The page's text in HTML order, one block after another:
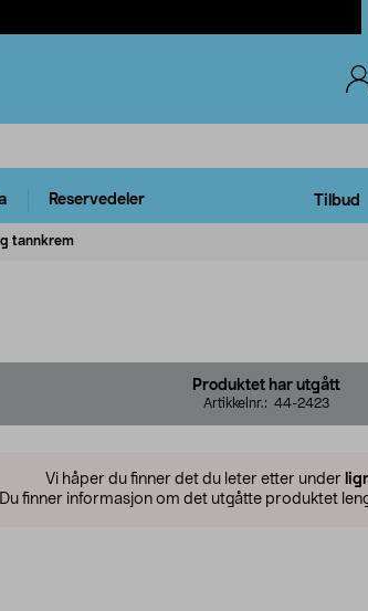
Reservedeler Tilbud
tannkrem
Produktet har utgått
Artikkelnr.: 44-2423
Vi håper du finner det du leter etter under
Du finner informasjon om det utgåtte produktet